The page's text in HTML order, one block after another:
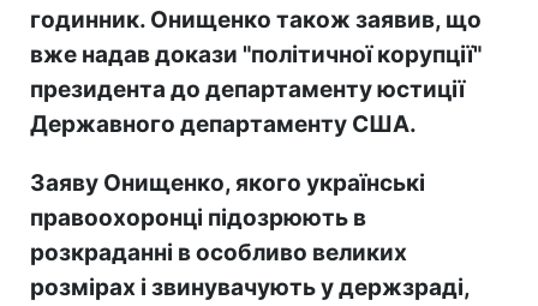
годинник. Онищенко також заявив, що
вже надав докази "політичної корупції"
президента до департаменту юстиції
Державного департаменту США.
Заяву Онищенко, якого українські
правоохоронці підозрюють в
розкраданні в особливо великих
розмірах і звинувачують у держзраді,